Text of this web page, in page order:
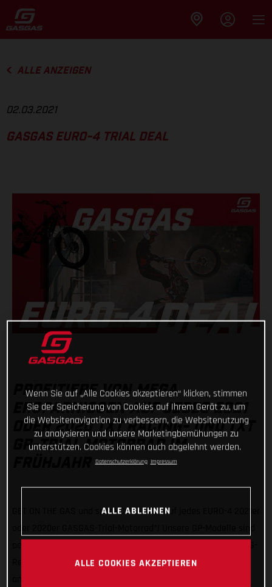
ALLE ANZEIGEN
02.03.2021
GASGAS EURO-4 TRIAL DEAL
PROFITIERE VON MEGA
ERSPARNISSEN AUF JEDES 2021
ODER 2020 TXT RACING- UND TXT
GP-TRIAL MOTORRAD IM
GET ON THE GAS und spare CHF 1.000,- auf jedes EURO-4 2021er
Reihe einen Gang höher schaltet und gerne den ernsten Ton
Wenn Sie auf „Alle Cookies akzeptieren“ klicken, stimmen
Sie der Speicherung von Cookies auf Ihrem Gerät zu, um
die Websitenavigation zu verbessern, die Websitenutzung
zu analysieren und unsere Marketingbemühungen zu
unterstützen. Cookies können auch abgelehnt werden.
Datenschutzerklärung Impressum
ALLE ABLEHNEN
ALLE COOKIES AKZEPTIEREN